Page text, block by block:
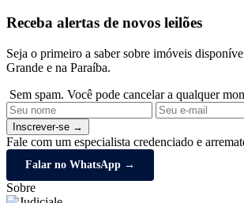
Receba alertas de novos leilões
Seja o primeiro a saber sobre imóveis
Grande e na Paraíba.
Sem spam. Você pode cancelar a qualquer
Inscrever-se →
Fale com um especialista credenciado e
Falar no WhatsApp →
Sobre